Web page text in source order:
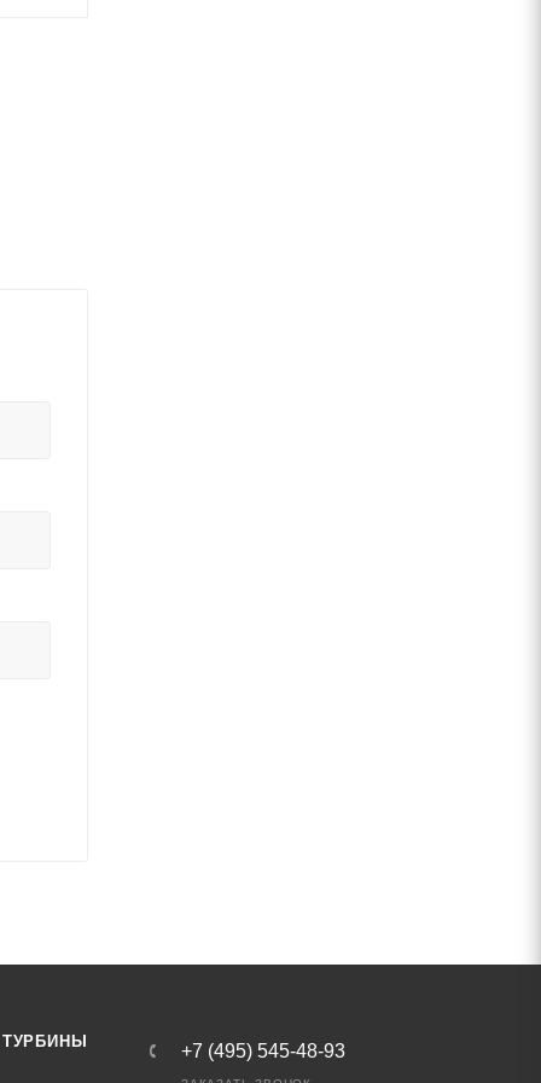
+7 (495) 545-48-93